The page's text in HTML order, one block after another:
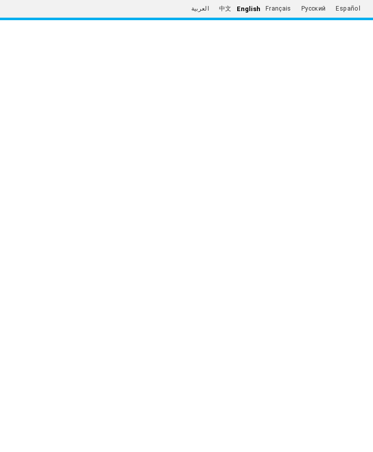
العربية 中文 English Français Русский Español